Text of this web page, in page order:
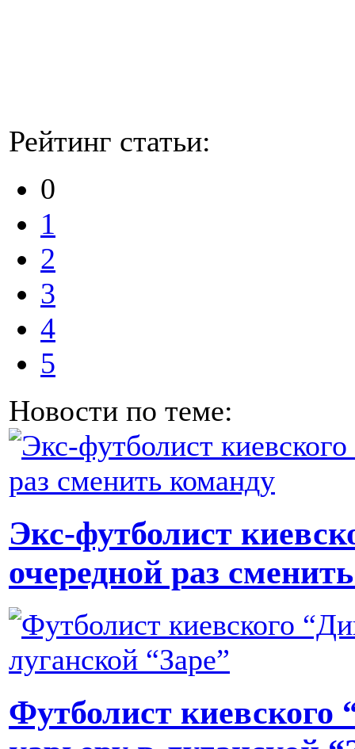
Рейтинг статьи:
0
1
2
3
4
5
Новости по теме:
Экс-футболист
очередной раз
Футболист